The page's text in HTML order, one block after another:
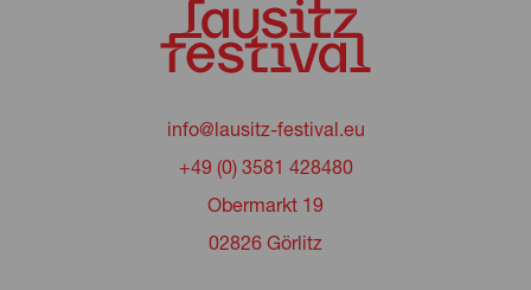
info@lausitz-festival.eu
+49 (0) 3581 428480
Obermarkt 19
02826 Görlitz